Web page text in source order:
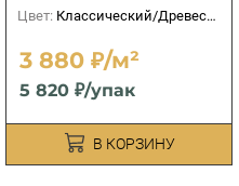
Цвет: Классический/Древесный
3 880 ₽/м²
5 820 ₽/упак
В КОРЗИНУ